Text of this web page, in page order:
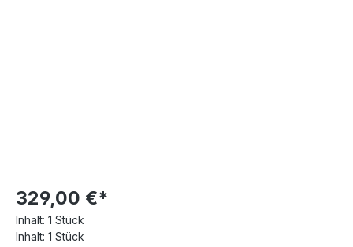
329,00 €*
Inhalt: 1 Stück
Inhalt: 1 Stück